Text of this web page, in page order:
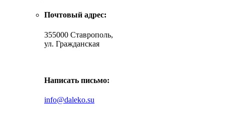
Почтовый адрес:
355000 Ставрополь,
ул. Гражданская
Написать письмо:
info@daleko.su